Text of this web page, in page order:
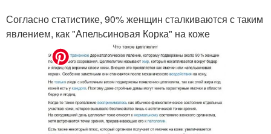
Согласно статистике, 90% женщин сталкиваются с таким
явлением, как "Апельсиновая Корка" на коже